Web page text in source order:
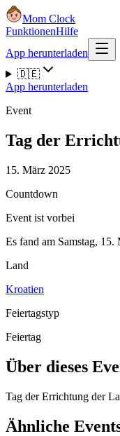
Mom Clock
FunktionenHilfe
App herunterladen
🇩🇪
App herunterladen
Event
Tag der
15. März 2025
Countdown
Event ist vorbei
Es fand am Samstag, 15.
Land
Kroatien
Feiertagstyp
Feiertag
Über dieses
Tag der Errichtung der
Ähnliche